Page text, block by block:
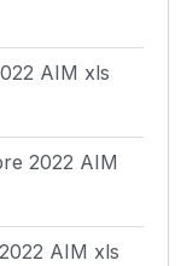
AIM xls
2022 AIM
AIM xls